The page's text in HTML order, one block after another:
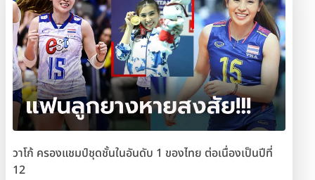
ประโยชน์สูงสุด ทั้งการนำวัตถุดิบกลับมาใช้ซ้ำ เพื่อทดแทนการ
ใช้ทรัพยากรใหม่ และลดขยะหรือของเสียเหลือศูนย์ (Zero
Waste) ด้วยการนำขยะหรือของเสียที่ถูกใช้แล้วมาผลิตซ้ำหรือ
ใช้ประโยชน์ใหม่ เกิดการหมุนเวียนในการใช้ทรัพยากรที่อยู่
อย่างจำกัด ก้าวสู่ระบบเศรษฐกิจหมุนเวียน ผ่านการดำเนินการ
โครงการที่สำคัญของบริษัทฯ เช่น - โครงการ “ขวดใสเพื่อโลก
สวย” นำขวดพลาสติกมารีไซเคิลและแปรรูปเป็นเส้นด้าย เพื่อ
นำมาออกแบบผลิตภัณฑ์ที่เป็นมิตรต่อสิ่งแวดล้อม เช่น
ผลิตภัณฑ์ชุดชั้นใน - โครงการ “Traval Bra บราม้วนได้” นำ
ยางพารามาทำเป็นโครงชุดชั้นในแทนโครงเหล็ก - โครงการ
วาโก้ ครองแชมป์ชุดชั้นในอันดับ 1 ของไทย ต่อเนื่องเป็นปีที่
12